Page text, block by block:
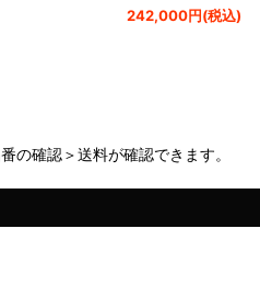
242,000円(税込)
確認＞送料が確認できます。